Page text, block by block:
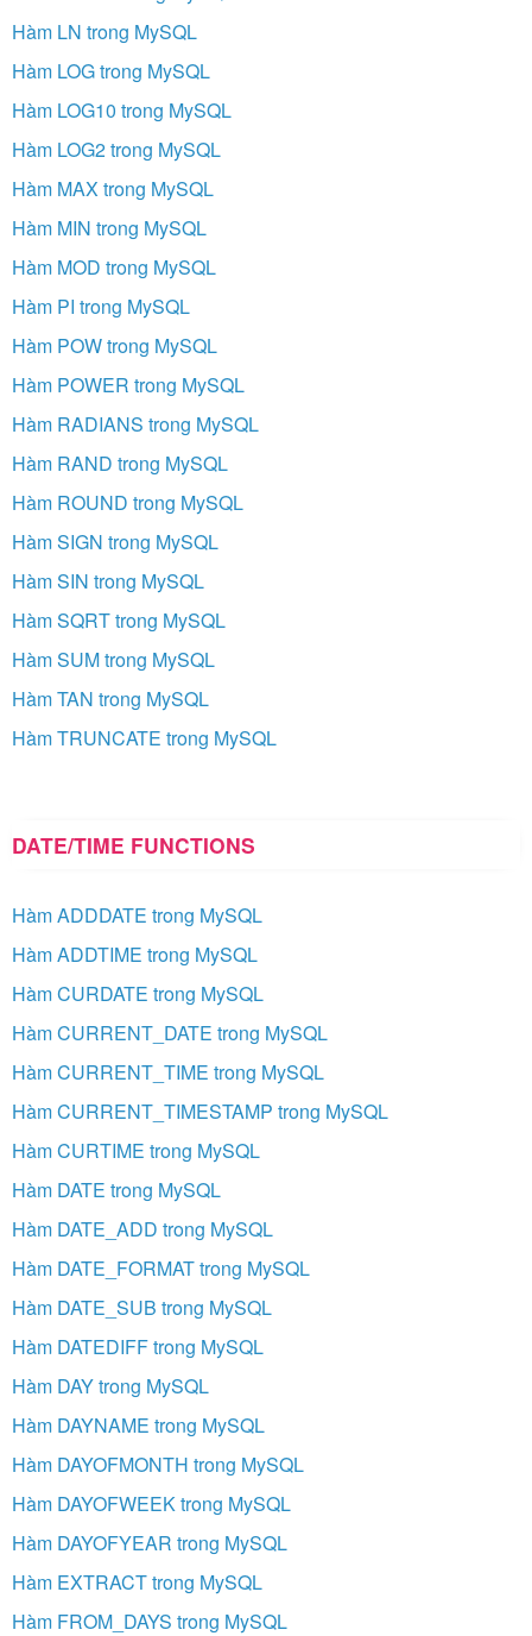
Hàm LN trong MySQL
Hàm LOG trong MySQL
Hàm LOG10 trong MySQL
Hàm LOG2 trong MySQL
Hàm MAX trong MySQL
Hàm MIN trong MySQL
Hàm MOD trong MySQL
Hàm PI trong MySQL
Hàm POW trong MySQL
Hàm POWER trong MySQL
Hàm RADIANS trong MySQL
Hàm RAND trong MySQL
Hàm ROUND trong MySQL
Hàm SIGN trong MySQL
Hàm SIN trong MySQL
Hàm SQRT trong MySQL
Hàm SUM trong MySQL
Hàm TAN trong MySQL
Hàm TRUNCATE trong MySQL
DATE/TIME FUNCTIONS
Hàm ADDDATE trong MySQL
Hàm ADDTIME trong MySQL
Hàm CURDATE trong MySQL
Hàm CURRENT_DATE trong MySQL
Hàm CURRENT_TIME trong MySQL
Hàm CURRENT_TIMESTAMP trong MySQL
Hàm CURTIME trong MySQL
Hàm DATE trong MySQL
Hàm DATE_ADD trong MySQL
Hàm DATE_FORMAT trong MySQL
Hàm DATE_SUB trong MySQL
Hàm DATEDIFF trong MySQL
Hàm DAY trong MySQL
Hàm DAYNAME trong MySQL
Hàm DAYOFMONTH trong MySQL
Hàm DAYOFWEEK trong MySQL
Hàm DAYOFYEAR trong MySQL
Hàm EXTRACT trong MySQL
Hàm FROM_DAYS trong MySQL